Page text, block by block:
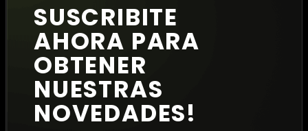
SUSCRIBITE
AHORA PARA
OBTENER
NUESTRAS
NOVEDADES!